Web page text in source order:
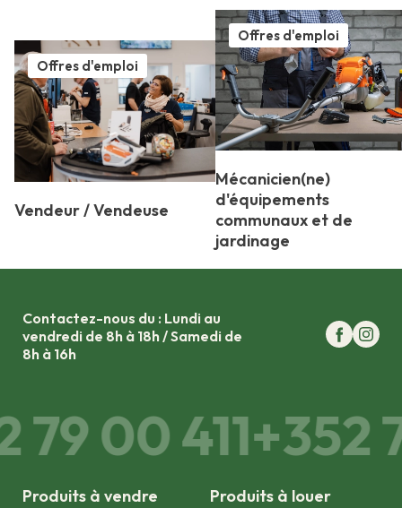
Offres d'emploi
Vendeur / Vendeuse
Offres d'emploi
Mécanicien(ne)
d'équipements
communaux et de
jardinage
Contactez-nous du : Lundi au
vendredi de 8h à 18h / Samedi de
8h à 16h
79 00 411+352
Produits à vendre Produits à louer